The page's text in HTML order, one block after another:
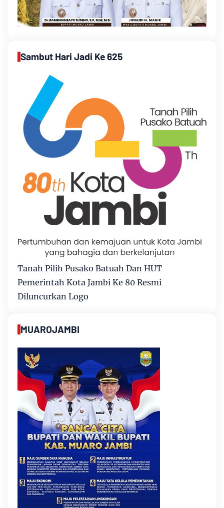
Sambut Hari Jadi Ke 625
Tanah Pilih Pusako Batuah Dan HUT
Pemerintah Kota Jambi Ke 80 Resmi
Diluncurkan Logo
MUAROJAMBI